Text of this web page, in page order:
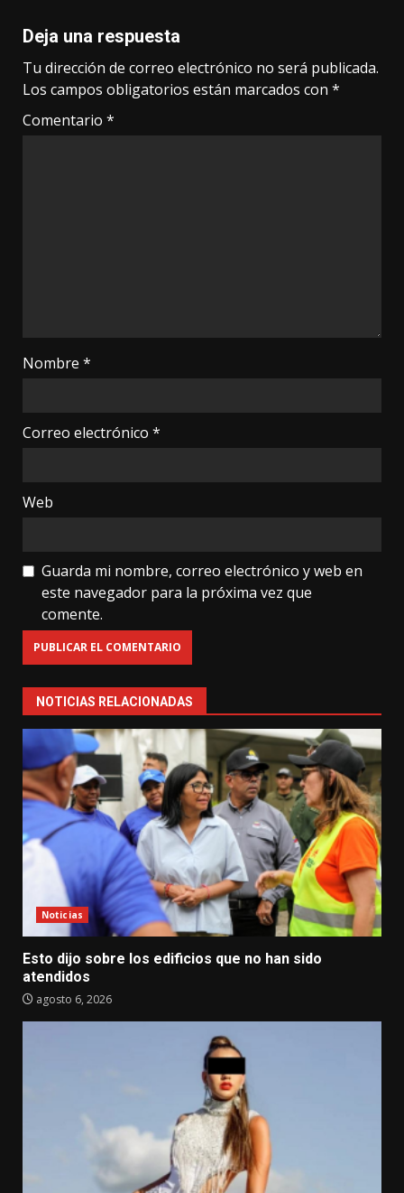
Deja una respuesta
Tu dirección de correo electrónico no será publicada.
Los campos obligatorios están marcados con *
Comentario *
Nombre *
Correo electrónico *
Web
Guarda mi nombre, correo electrónico y web en
este navegador para la próxima vez que
comente.
NOTICIAS RELACIONADAS
Noticias
Esto dijo sobre los edificios que no han sido
atendidos
agosto 6, 2026